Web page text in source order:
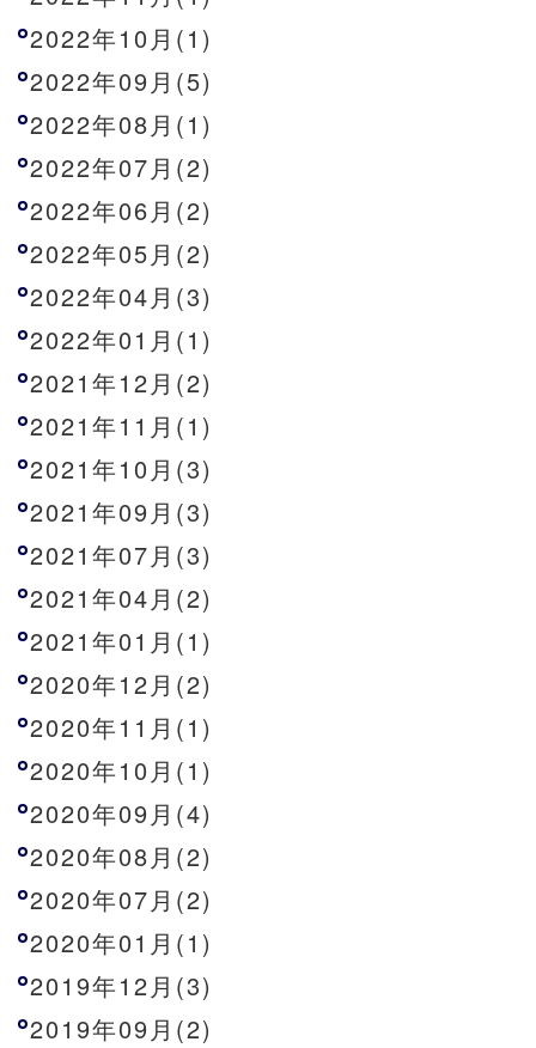
2022年10月(1)
2022年09月(5)
2022年08月(1)
2022年07月(2)
2022年06月(2)
2022年05月(2)
2022年04月(3)
2022年01月(1)
2021年12月(2)
2021年11月(1)
2021年10月(3)
2021年09月(3)
2021年07月(3)
2021年04月(2)
2021年01月(1)
2020年12月(2)
2020年11月(1)
2020年10月(1)
2020年09月(4)
2020年08月(2)
2020年07月(2)
2020年01月(1)
2019年12月(3)
2019年09月(2)